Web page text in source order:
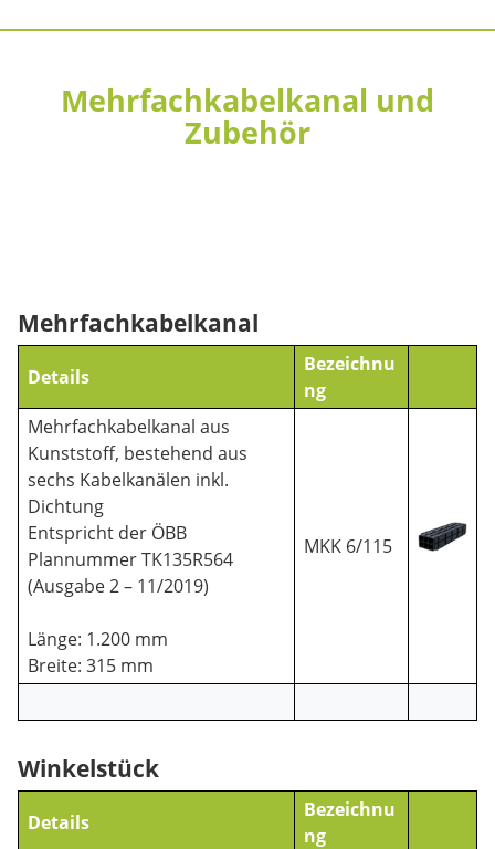
Mehrfachkabelkanal und
Zubehör
Mehrfachkabelkanal
Details
Bezeichnu
ng
Mehrfachkabelkanal aus
Kunststoff, bestehend aus
sechs Kabelkanälen inkl.
Dichtung
Entspricht der ÖBB
Plannummer TK135R564
(Ausgabe 2 – 11/2019)
Länge: 1.200 mm
Breite: 315 mm
MKK 6/115
Winkelstück
Details
Bezeichnu
ng